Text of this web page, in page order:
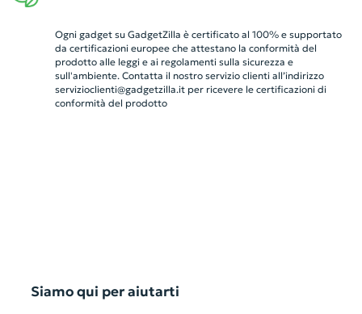
Ogni gadget su GadgetZilla è certificato al 100% e supportato
da certificazioni europee che attestano la conformità del
prodotto alle leggi e ai regolamenti sulla sicurezza e
sull'ambiente. Contatta il nostro servizio clienti all’indirizzo
servizioclienti@gadgetzilla.itper ricevere le certificazioni di
conformità del prodotto
Siamo qui per aiutarti